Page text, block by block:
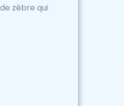
zèbre qui